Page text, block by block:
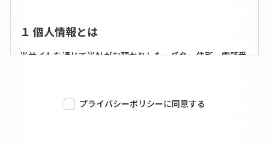
１ 個人情報とは
当サイトを通じて当社がお預かりした、氏名、住所、電話番
プライバシーポリシーに同意する